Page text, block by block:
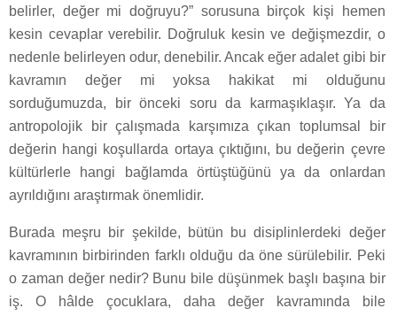
belirler, değer mi doğruyu?” sorusuna birçok kişi hemen
kesin cevaplar verebilir. Doğruluk kesin ve değişmezdir, o
nedenle belirleyen odur, denebilir. Ancak eğer adalet gibi bir
kavramın değer mi yoksa hakikat mi olduğunu
sorduğumuzda, bir önceki soru da karmaşıklaşır. Ya da
antropolojik bir çalışmada karşımıza çıkan toplumsal bir
değerin hangi koşullarda ortaya çıktığını, bu değerin çevre
kültürlerle hangi bağlamda örtüştüğünü ya da onlardan
ayrıldığını araştırmak önemlidir.
Burada meşru bir şekilde, bütün bu disiplinlerdeki değer
kavramının birbirinden farklı olduğu da öne sürülebilir. Peki
o zaman değer nedir? Bunu bile düşünmek başlı başına bir
iş. O hâlde çocuklara, daha değer kavramında bile